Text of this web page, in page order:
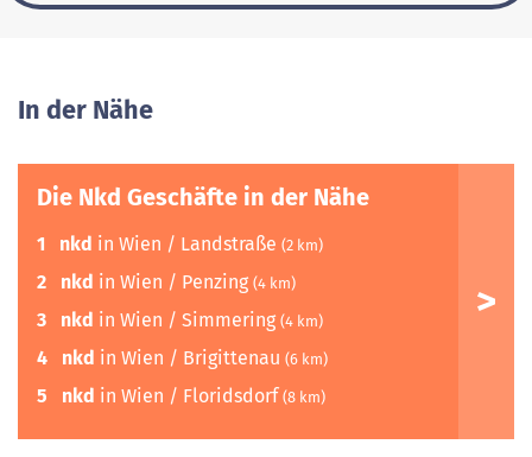
In der Nähe
Die Nkd Geschäfte in der Nähe
1 nkd in Wien / Landstraße (2 km)
2 nkd in Wien / Penzing (4 km)
3 nkd in Wien / Simmering (4 km)
4 nkd in Wien / Brigittenau (6 km)
5 nkd in Wien / Floridsdorf (8 km)